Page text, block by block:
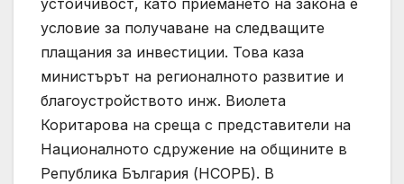
устойчивост, като приемането на закона е
условие за получаване на следващите
плащания за инвестиции. Това каза
министърът на регионалното развитие и
благоустройството инж. Виолета
Коритарова на среща с представители на
Националното сдружение на общините в
Република България (НСОРБ). В